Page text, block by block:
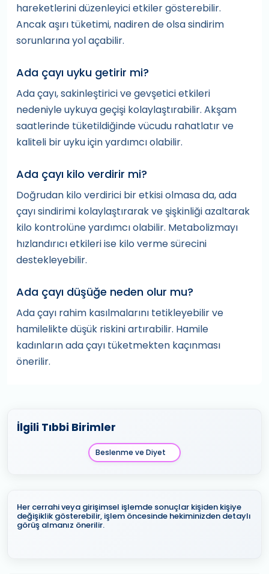
hareketlerini düzenleyici etkiler gösterebilir.
Ancak aşırı tüketimi, nadiren de olsa sindirim
sorunlarına yol açabilir.
Ada çayı uyku getirir mi?
Ada çayı, sakinleştirici ve gevşetici etkileri
nedeniyle uykuya geçişi kolaylaştırabilir. Akşam
saatlerinde tüketildiğinde vücudu rahatlatır ve
kaliteli bir uyku için yardımcı olabilir.
Ada çayı kilo verdirir mi?
Doğrudan kilo verdirici bir etkisi olmasa da, ada
çayı sindirimi kolaylaştırarak ve şişkinliği azaltarak
kilo kontrolüne yardımcı olabilir. Metabolizmayı
hızlandırıcı etkileri ise kilo verme sürecini
destekleyebilir.
Ada çayı düşüğe neden olur mu?
Ada çayı rahim kasılmalarını tetikleyebilir ve
hamilelikte düşük riskini artırabilir. Hamile
kadınların ada çayı tüketmekten kaçınması
önerilir.
İlgili Tıbbi Birimler
Beslenme ve Diyet
Her cerrahi veya girişimsel işlemde sonuçlar kişiden kişiye
değişiklik gösterebilir, işlem öncesinde hekiminizden detaylı
görüş almanız önerilir.